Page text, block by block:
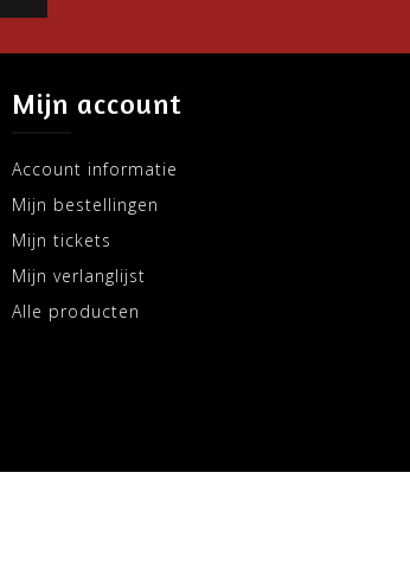
Mijn account
Account informatie
Mijn bestellingen
Mijn tickets
Mijn verlanglijst
Alle producten